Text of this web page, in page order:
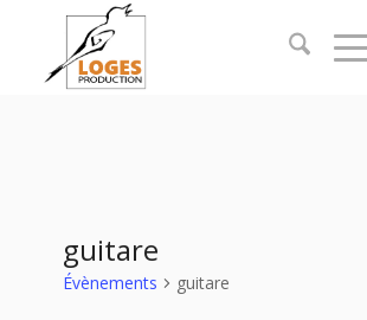
guitare
Évènements guitare